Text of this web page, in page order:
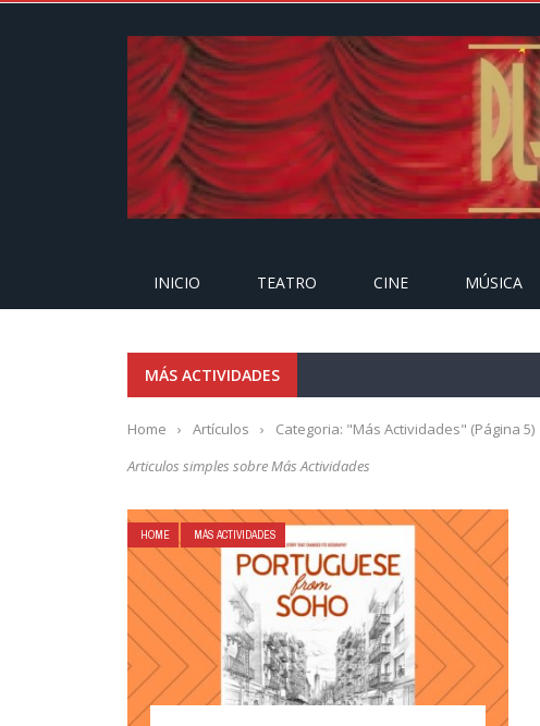
INICIO TEATRO CINE MÚSICA
MÁS ACTIVIDADES
Home › Artículos › Categoria: "Más Actividades" (Página 5)
Articulos simples sobre Más Actividades
HOME MÁS ACTIVIDADES